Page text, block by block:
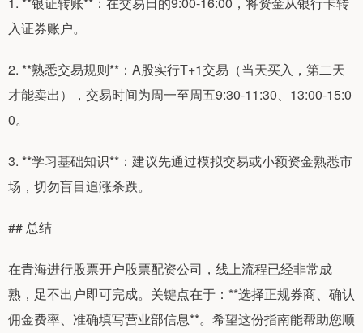
入证券账户。
2. **熟悉交易规则**：A股实行T+1交易（当天买入，第二天
才能卖出），交易时间为周一至周五9:30-11:30、13:00-15:0
0。
3. **学习基础知识**：建议先通过模拟交易或小额资金熟悉市
场，切勿盲目追涨杀跌。
## 总结
在青海进行股票开户股票配资公司，线上流程已经非常成
熟，足不出户即可完成。关键点在于：**选择正规券商、确认
佣金费率、准确填写营业部信息**。希望这份指南能帮助您顺